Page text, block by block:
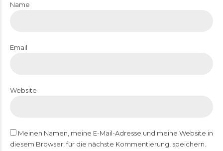
Name
Email
Website
Meinen Namen, meine E-Mail-Adresse und meine Website in
diesem Browser, für die nächste Kommentierung, speichern.